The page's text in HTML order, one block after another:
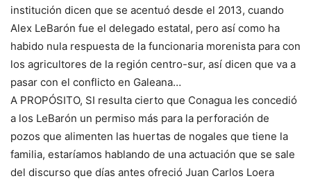
institución dicen que se acentuó desde el 2013, cuando
Alex LeBarón fue el delegado estatal, pero así como ha
habido nula respuesta de la funcionaria morenista para con
los agricultores de la región centro-sur, así dicen que va a
pasar con el conflicto en Galeana…
A PROPÓSITO, SI resulta cierto que Conagua les concedió
a los LeBarón un permiso más para la perforación de
pozos que alimenten las huertas de nogales que tiene la
familia, estaríamos hablando de una actuación que se sale
del discurso que días antes ofreció Juan Carlos Loera